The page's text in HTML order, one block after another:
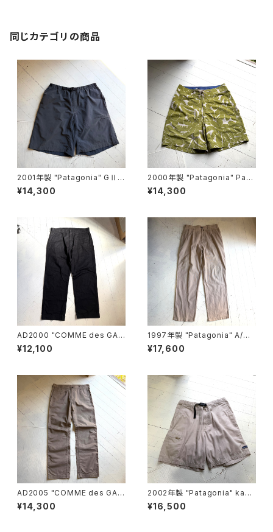
同じカテゴリの商品
2001年製 "Patagonia" GⅡ s
horts
¥14,300
2000年製 "Patagonia" Pata
loha shorts
¥14,300
AD2000 "COMME des GAR
ÇONS HOMME“ cotton pan
ts
¥12,100
1997年製 "Patagonia" A/C
pants
¥17,600
AD2005 "COMME des GAR
ÇONS HOMME“ cotton pan
ts
¥14,300
2002年製 "Patagonia" kang
ri shorts
¥16,500